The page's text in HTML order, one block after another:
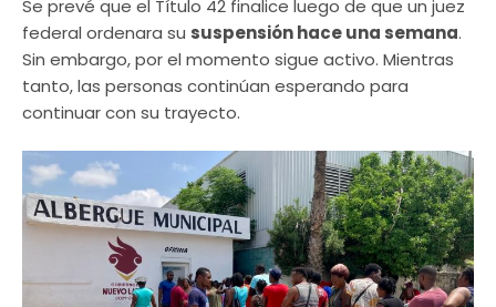
Se prevé que el Título 42 finalice luego de que un juez
federal ordenara su suspensión hace una semana.
Sin embargo, por el momento sigue activo. Mientras
tanto, las personas continúan esperando para
continuar con su trayecto.